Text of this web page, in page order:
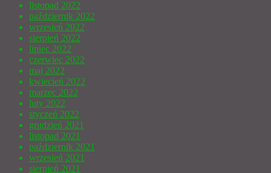
listopad 2022
październik 2022
wrzesień 2022
sierpień 2022
lipiec 2022
czerwiec 2022
maj 2022
kwiecień 2022
marzec 2022
luty 2022
styczeń 2022
grudzień 2021
listopad 2021
październik 2021
wrzesień 2021
sierpień 2021